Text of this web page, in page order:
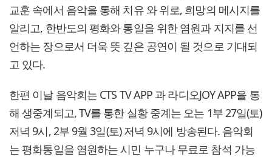
교훈 속에서 음악을 통해 치유 와 위로, 희망의 메시지를
알리고, 한반도의 평화와 통일을 위한 염원과 지지를 선
언하는 장으로서 더욱 뜻 깊은 공연이 될 것으로 기대되
고 있다.
한편 이날 음악회는 CTS TV APP 과 라디오JOY APP을 통
해 생중계되고, TV를 통한 실황 중계는 오는 1부 27일(토)
저녁 9시, 2부 9월 3일(토) 저녁 9시에 방송된다. 음악회
는 평화통일을 염원하는 시민 누구나 무료로 참석 가능